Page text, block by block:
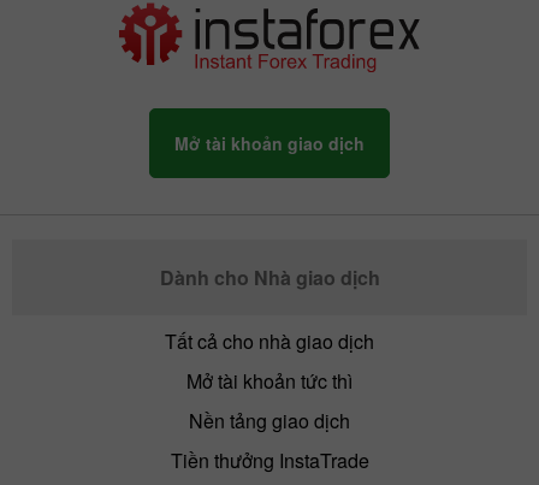
Mở tài khoản giao dịch
Dành cho Nhà giao dịch
Tất cả cho nhà giao dịch
Mở tài khoản tức thì
Nền tảng giao dịch
Tiền thưởng InstaTrade